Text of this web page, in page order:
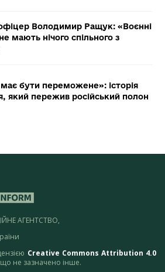
Володимир Ращук: «Воєнні
мають нічого спільного з
бути переможене»: історія
який пережив російський полон
АГЕНТСТВО,
Creative Commons Attribution 4.0
не зазначено інше.